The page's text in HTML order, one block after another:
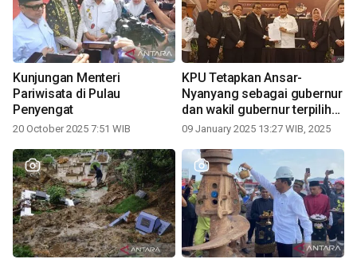
Kunjungan Menteri
Pariwisata di Pulau
Penyengat
20 October 2025 7:51 WIB
KPU Tetapkan Ansar-
Nyanyang sebagai gubernur
dan wakil gubernur terpilih
periode 2025-2030
09 January 2025 13:27 WIB, 2025